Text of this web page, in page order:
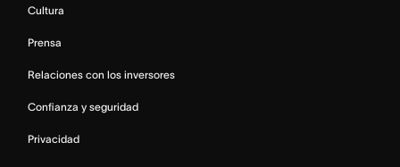
Cultura
Prensa
Relaciones con los inversores
Confianza y seguridad
Privacidad